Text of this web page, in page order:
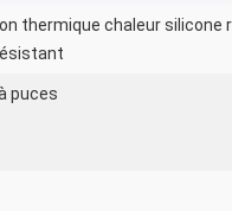
thermique chaleur silicone
puces